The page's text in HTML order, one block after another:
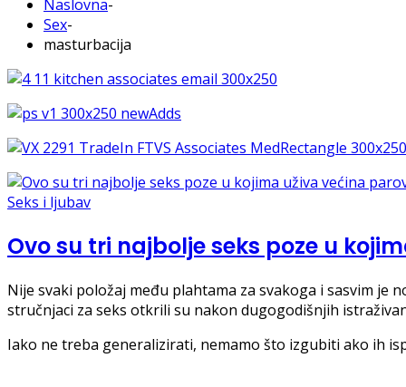
Naslovna-
Sex-
masturbacija
Seks i ljubav
Ovo su tri najbolje seks poze u
Nije svaki položaj među plahtama za svakoga i sasvim je
stručnjaci za seks otkrili su nakon dugogodišnjih
Iako ne treba generalizirati, nemamo što izgubiti ako ih